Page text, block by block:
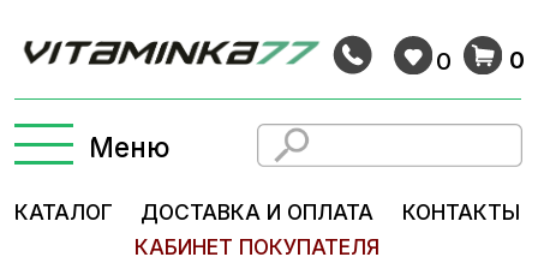
ДОСТАВКА И ОПЛАТА
КАТАЛОГ
0
КОНТАКТЫ
Меню
0